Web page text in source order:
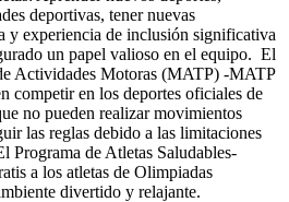
deportivas, tener nuevas
y experiencia de inclusión significativa
un papel valioso en el equipo. El
Actividades Motoras (MATP) -MATP
competir en los deportes oficiales de
no pueden realizar movimientos
las reglas debido a las limitaciones
Programa de Atletas Saludables-
a los atletas de Olimpiadas
divertido y relajante.